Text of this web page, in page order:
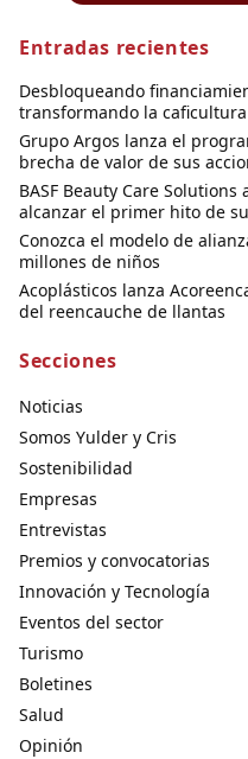
Entradas recientes
Desbloqueando
transformando la
Grupo Argos lanza el
brecha de valor de sus
BASF Beauty Care
alcanzar el primer hito de
Conozca el modelo de
millones de niños
Acoplásticos lanza
del reencauche de llantas
Secciones
Noticias
Somos Yulder y Cris
Sostenibilidad
Empresas
Entrevistas
Premios y convocatorias
Innovación y Tecnología
Eventos del sector
Turismo
Boletines
Salud
Opinión